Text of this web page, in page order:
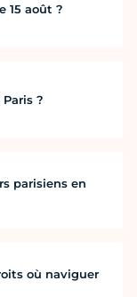
15 août ?
?
parisiens en
où naviguer